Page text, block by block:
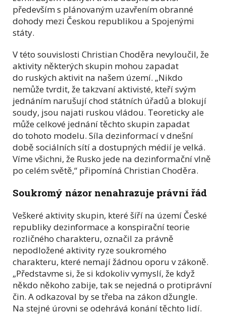
především s plánovaným uzavřením obranné
dohody mezi Českou republikou a Spojenými
státy.
V této souvislosti Christian Choděra nevyloučil, že
aktivity některých skupin mohou zapadat
do ruských aktivit na našem území. „Nikdo
nemůže tvrdit, že takzvaní aktivisté, kteří svým
jednáním narušují chod státních úřadů a blokují
soudy, jsou najati ruskou vládou. Teoreticky ale
může celkové jednání těchto skupin zapadat
do tohoto modelu. Síla dezinformací v dnešní
době sociálních sítí a dostupných médií je velká.
Víme všichni, že Rusko jede na dezinformační vlně
po celém světě,“ připomíná Christian Choděra.
Soukromý názor nenahrazuje právní řád
Veškeré aktivity skupin, které šíří na území České
republiky dezinformace a konspirační teorie
rozličného charakteru, označil za právně
nepodložené aktivity ryze soukromého
charakteru, které nemají žádnou oporu v zákoně.
„Představme si, že si kdokoliv vymyslí, že když
někdo někoho zabije, tak se nejedná o protiprávní
čin. A odkazoval by se třeba na zákon džungle.
Na stejné úrovni se odehrává konání těchto lidí.